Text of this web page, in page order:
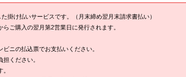
掛け払いサービスです。（月末締め翌月末請求書払い）
ご購入の翌月第2営業日に発行されます。
ニの払込票でお支払いください。
ください。